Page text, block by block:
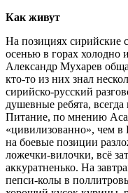
Как живут
На позициях сирийские
осенью в горах холодно
Александр Мухарев
кто-то из них знал
сирийско-русский
душевные ребята,
Питание, по мнению
«цивилизованно», чем
на боевые позиции
ложечки-вилочки, всё
аккуратненько. На
пепси-колы в